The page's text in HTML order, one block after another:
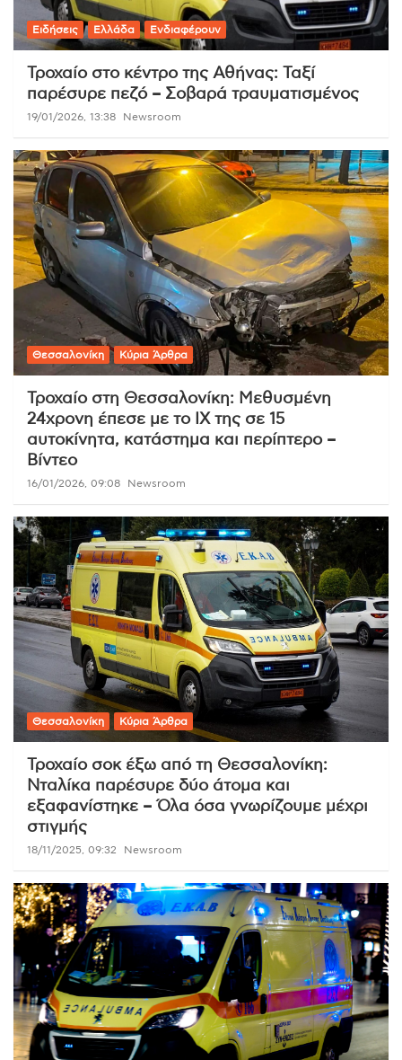
Ειδήσεις Ελλάδα Ενδιαφέρουν
Τροχαίο στο κέντρο της Αθήνας: Ταξί
παρέσυρε πεζό – Σοβαρά τραυματισμένος
19/01/2026, 13:38 Newsroom
Θεσσαλονίκη Κύρια Άρθρα
Τροχαίο στη Θεσσαλονίκη: Μεθυσμένη
24χρονη έπεσε με το ΙΧ της σε 15
αυτοκίνητα, κατάστημα και περίπτερο –
Βίντεο
16/01/2026, 09:08 Newsroom
Θεσσαλονίκη Κύρια Άρθρα
Τροχαίο σοκ έξω από τη Θεσσαλονίκη:
Νταλίκα παρέσυρε δύο άτομα και
εξαφανίστηκε – Όλα όσα γνωρίζουμε μέχρι
στιγμής
18/11/2025, 09:32 Newsroom